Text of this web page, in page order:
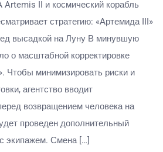
II и космический корабль
стратегию: «Артемида III»
высадкой на Луну В минувшую
о масштабной корректировке
Чтобы минимизировать риски и
агентство вводит
возвращением человека на
проведен дополнительный
экипажем. Смена […]